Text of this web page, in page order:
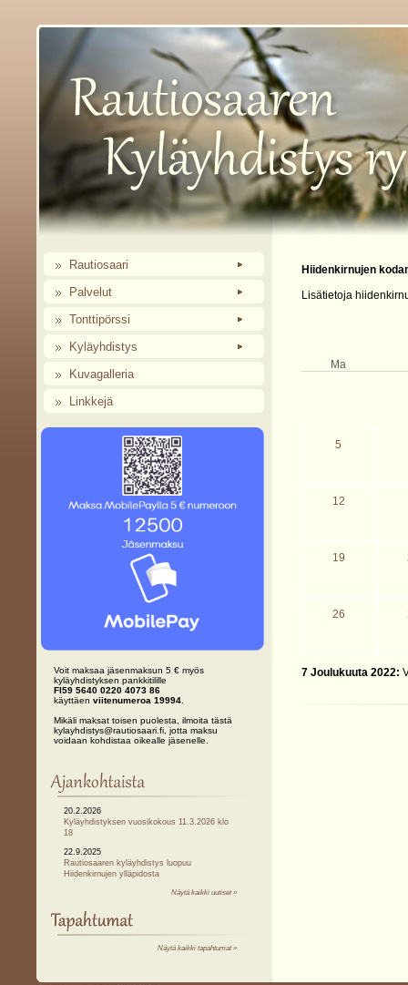
Hiidenkirnujen
Lisätietoja
Ma
5
12
19
26
7 Joulukuuta 2022:
Rautiosaari
Palvelut
Tonttipörssi
Kyläyhdistys
Kuvagalleria
Linkkejä
Voit maksaa jäsenmaksun 5 € myös
kyläyhdistyksen pankkitilille
FI59 5640 0220 4073 86
käyttäen viitenumeroa 19994.
Mikäli maksat toisen puolesta, ilmoita tästä
kylayhdistys@rautiosaari.fi, jotta maksu
voidaan kohdistaa oikealle jäsenelle.
20.2.2026
Kyläyhdistyksen vuosikokous 11.3.2026 klo
18
22.9.2025
Rautiosaaren kyläyhdistys luopuu
Hiidenkirnujen ylläpidosta
Näytä kaikki uutiset »
Näytä kaikki tapahtumat »